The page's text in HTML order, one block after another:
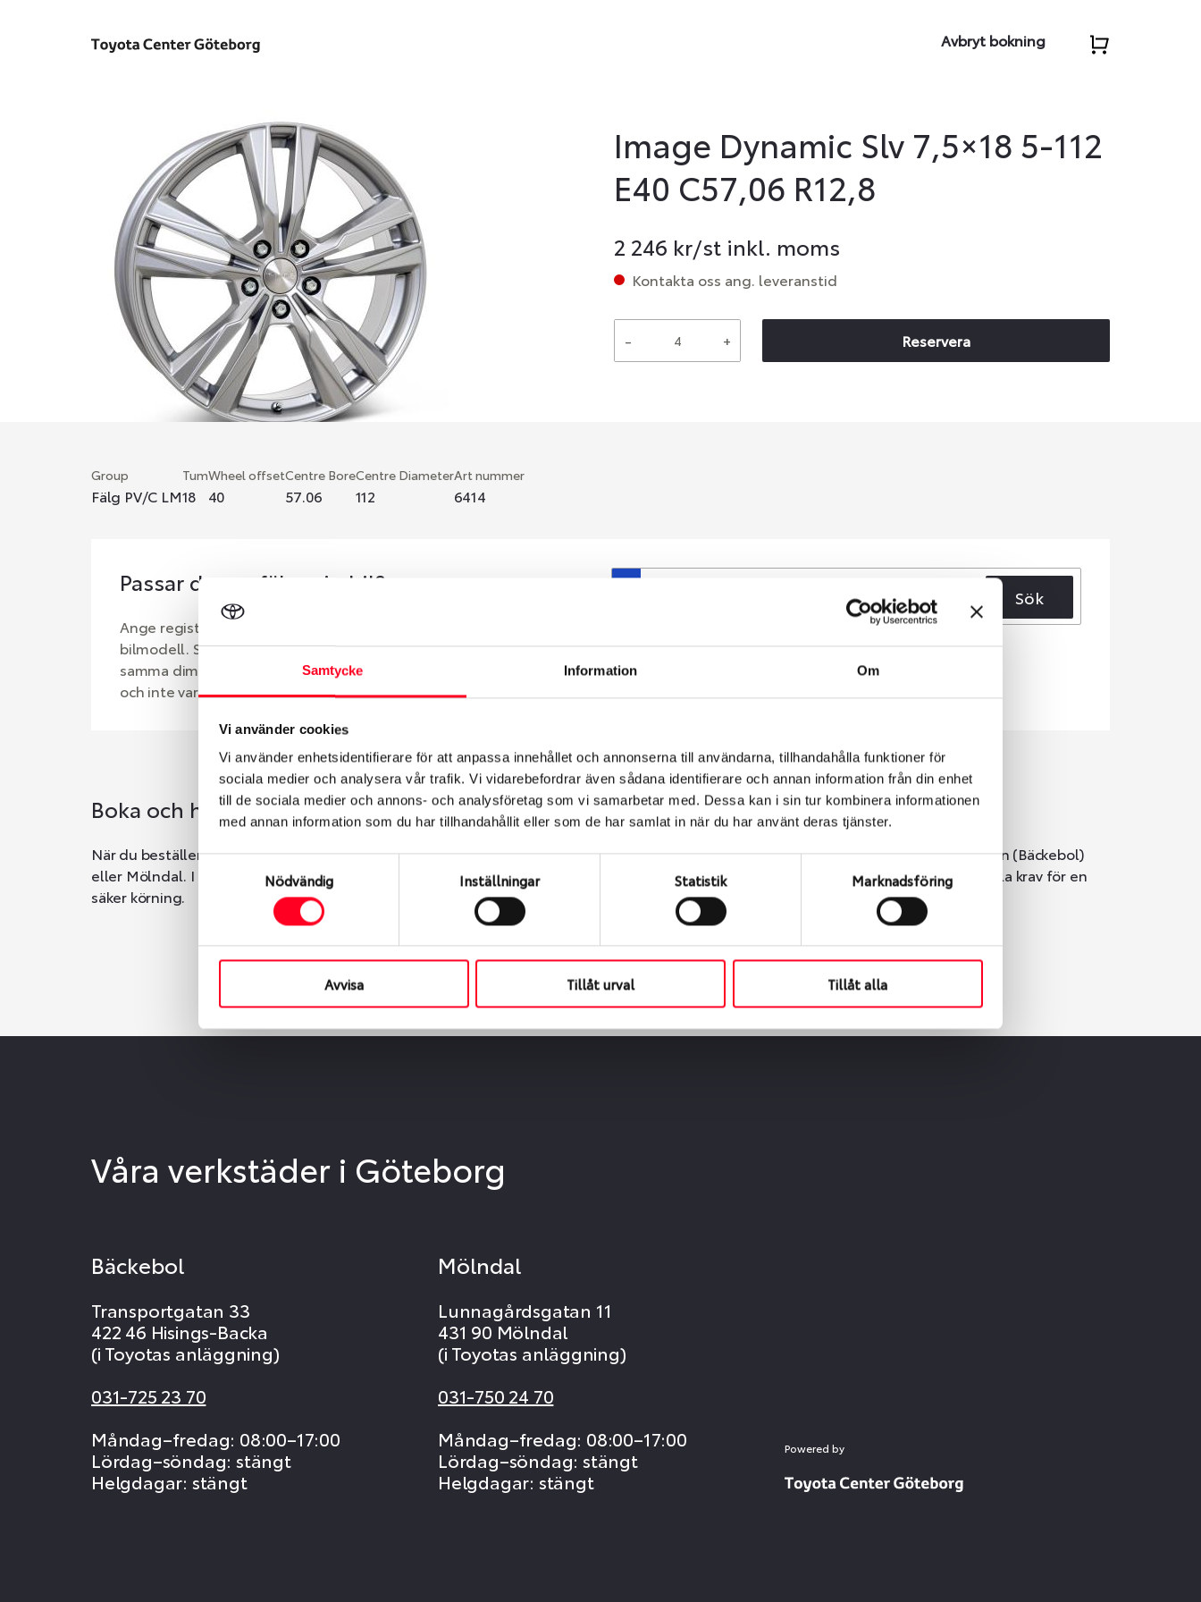
Samtycke Information Om
Vi använder cookies
Vi använder enhetsidentifierare för att anpassa innehållet och annonserna till användarna, tillhandahålla funktioner för
sociala medier och analysera vår trafik. Vi vidarebefordrar även sådana identifierare och annan information från din enhet
till de sociala medier och annons- och analysföretag som vi samarbetar med. Dessa kan i sin tur kombinera informationen
med annan information som du har tillhandahållit eller som de har samlat in när du har använt deras tjänster.
Samtyckesval
Nödvändig Inställningar Statistik Marknadsföring
Avvisa Tillåt urval Tillåt alla
Avbryt bokning
Image Dynamic Slv 7,5×18 5-112
E40 C57,06 R12,8
2 246 kr/st inkl. moms
Kontakta oss ang. leveranstid
- + Reservera
Group
Fälg PV/C LM
Tum
18
Wheel offset
40
Centre Bore
57.06
Centre Diameter
112
Art nummer
6414
Passar denna fälg min bil?
Ange registreringsnummer för att se om den fälg du valt passar din
bilmodell. Se till att kolla en extra gång så att däck och fälg har
samma dimensioner. Ibland kan fälgen ha bytts ut under årens lopp
och inte vara samma dimension som bilen hade ut från fabrik.
Sök
Boka och hämta hos Däckspecialen
När du beställer dina nya däck eller fälgar hos oss levereras de direkt till någon av våra däckverkstäder i Göteborg. Välj mellan Hisingen (Bäckebol)
eller Mölndal. I beställningen anger du datum och tid för upphämtning eller service. När vi byter dina däck ser vi till att de uppfyller alla krav för en
säker körning.
Våra verkstäder i Göteborg
Bäckebol
Transportgatan 33
422 46 Hisings-Backa
(i Toyotas anläggning)
031-725 23 70
Måndag–fredag: 08:00–17:00
Lördag–söndag: stängt
Helgdagar: stängt
Mölndal
Lunnagårdsgatan 11
431 90 Mölndal
(i Toyotas anläggning)
031-750 24 70
Måndag–fredag: 08:00–17:00
Lördag–söndag: stängt
Helgdagar: stängt
Powered by